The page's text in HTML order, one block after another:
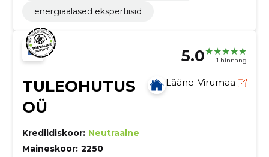
energiaalased ekspertiisid
5.0 1 hinnang
TULEOHUTUS
OÜ
Lääne-Virumaa
Krediidiskoor: Neutraalne
Maineskoor: 2250